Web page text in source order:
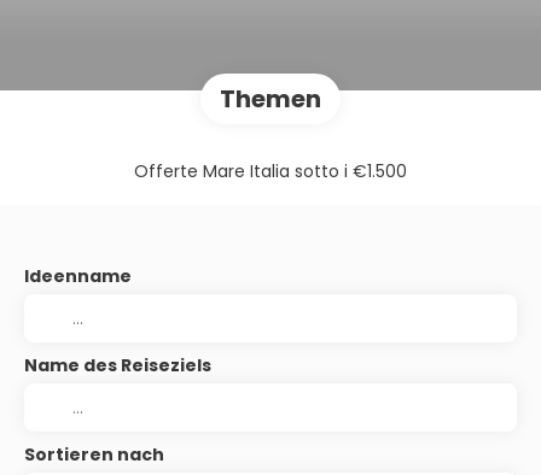
Themen
Offerte Mare Italia sotto i €1.500
Ideenname
Name des Reiseziels
Sortieren nach